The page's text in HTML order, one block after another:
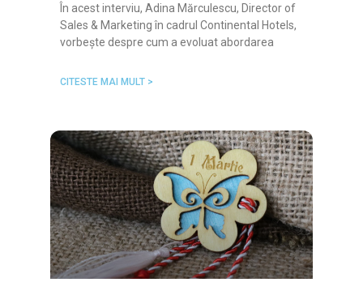
În acest interviu, Adina Mărculescu, Director of
Sales & Marketing în cadrul Continental Hotels,
vorbește despre cum a evoluat abordarea
CITESTE MAI MULT >